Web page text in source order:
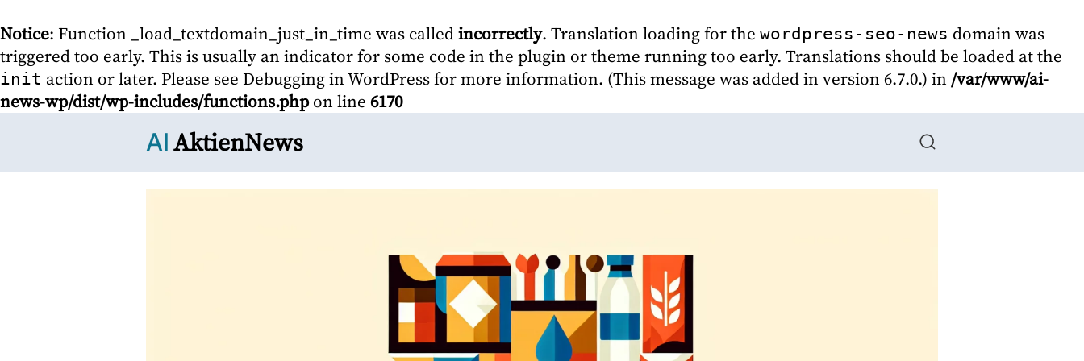
Notice: Function _load_textdomain_just_in_time was calledincorrectly. Translation loading for the wordpress-seo-news domain was
triggered too early. This is usually an indicator for some code in the plugin or theme running too early. Translations should be loaded at the
init action or later. Please see Debugging in WordPressfor more information. (This message was added in version 6.7.0.) in /var/www/ai-
news-wp/dist/wp-includes/functions.phpon line 6170
AI AktienNews